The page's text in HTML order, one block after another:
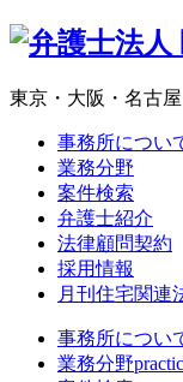
東京・大阪・名古
事務所につい
業務分野
案件検索
弁護士紹介
法律顧問契約
採用情報
月刊住宅関連
事務所につい
業務分野